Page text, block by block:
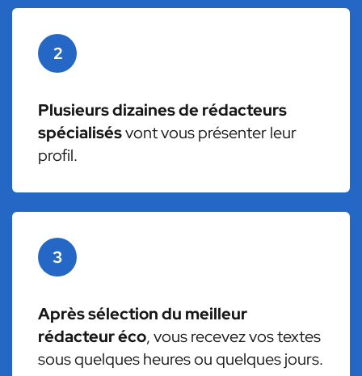
2
Plusieurs dizaines de rédacteurs
spécialisésvont vous présenter leur
profil.
3
Après sélection du meilleur
rédacteur éco, vous recevez vos textes
sous quelques heures ou quelques jours.